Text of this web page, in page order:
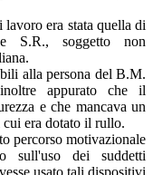
era stata quella di
S.R., soggetto non
alla persona del B.M.
appurato che il
e che mancava un
era dotato il rullo.
percorso motivazionale
sull'uso dei suddetti
usato tali dispositivi